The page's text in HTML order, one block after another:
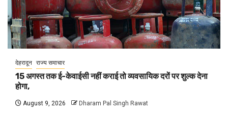
देहरादून राज्य समाचार
15 अगस्त तक ई-केवाईसी नहीं कराई तो व्यवसायिक दरों पर शुल्क देना
होगा,
August 9, 2026 Dharam Pal Singh Rawat